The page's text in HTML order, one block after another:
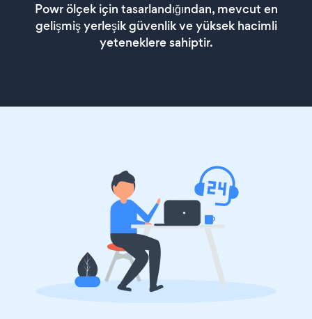
Powr ölçek için tasarlandığından, mevcut en
gelişmiş yerleşik güvenlik ve yüksek hacimli
yeteneklere sahiptir.